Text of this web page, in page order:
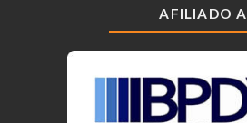
AFILIADO A